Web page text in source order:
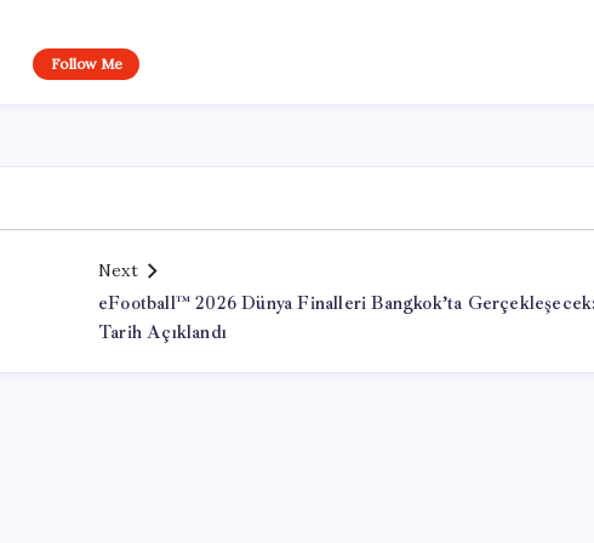
Follow Me
Next
eFootball™ 2026 Dünya Finalleri Bangkok’ta
Tarih Açıklandı